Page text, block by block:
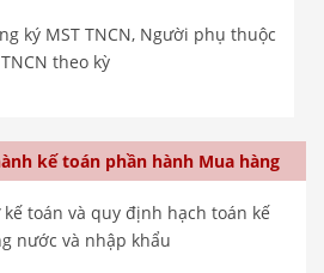
ký MST TNCN, Người phụ thuộc
theo kỳ
kế toán phần hành Mua hàng
toán và quy định hạch toán kế
nước và nhập khẩu